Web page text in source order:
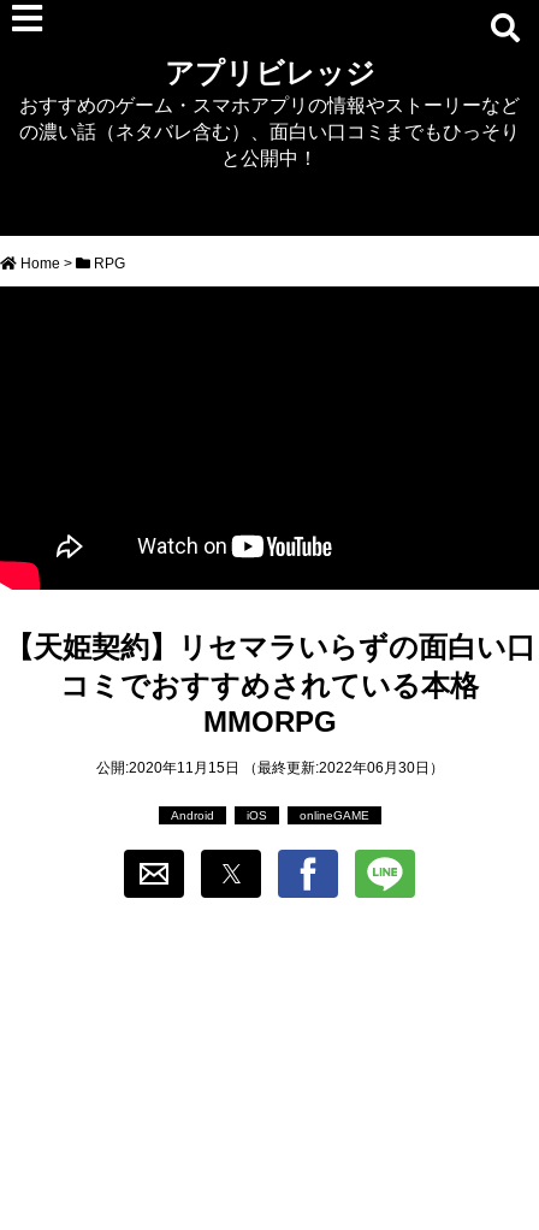
デタリキZ
アナザーエデン
RTS/MOBA
ノベル
おすすめ
ゲーム自動化
アプリビレッジ
おすすめのゲーム・スマホアプリの情報やストーリーなど
の濃い話（ネタバレ含む）、面白い口コミまでもひっそり
と公開中！
Home > RPG
【天姫契約】リセマラいらずの面白い口
コミでおすすめされている本格
MMORPG
公開:2020年11月15日 （最終更新:2022年06月30日）
Android iOS onlineGAME